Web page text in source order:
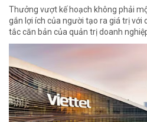
Thưởng vượt kế hoạch không phải
gắn lợi ích của người tạo ra giá trị với
tắc căn bản của quản trị doanh